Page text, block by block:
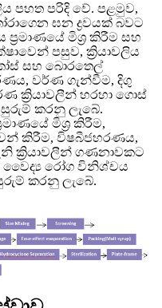
පහත පරිදි වේ. පළමුව,
ඝන ද්‍රවයක් බවට
ප්‍රමාණයේ මිශ්‍ර කිරීම සහ
පසුව, ක්‍රියාවලිය
සහ බොරතෙල්
වර්ණ ගැන්වීම, දිගු
ක්‍රියාවලීන් හරහා ගොස්
කරනු ලැබේ.
මිශ්‍ර කිරීම,
කිරීම, විෂබීජහරණය,
ක්‍රියාවලීන් ගණනාවකට
වෛද්‍ය රෝග විනිශ්චය
කරනු ලැබේ.